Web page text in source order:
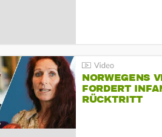
NORWEGENS
FORDERT
RÜCKTRITT